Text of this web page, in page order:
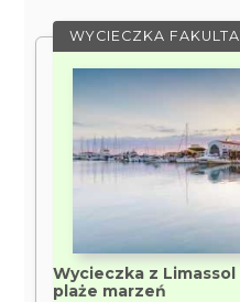
WYCIECZKA
Wycieczka z
plaże marzeń